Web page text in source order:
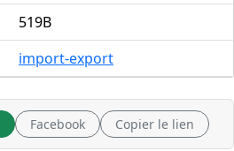
519B
import-export
Facebook Copier le lien